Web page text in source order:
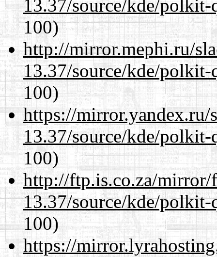
13.37/source/kde/
100)
http://mirror.mephi.ru/
13.37/source/kde/
100)
https://mirror.yandex.ru/
13.37/source/kde/
100)
http://ftp.is.co.za/mirror/
13.37/source/kde/
100)
https://